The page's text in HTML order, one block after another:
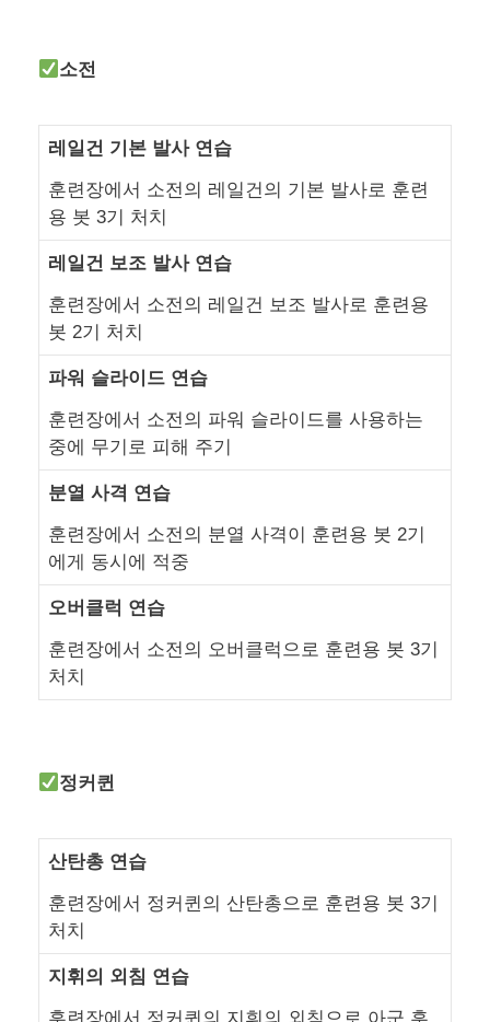
소전
레일건 기본 발사 연습
훈련장에서 소전의 레일건의 기본 발사로 훈련
용 봇 3기 처치
레일건 보조 발사 연습
훈련장에서 소전의 레일건 보조 발사로 훈련용
봇 2기 처치
파워 슬라이드 연습
훈련장에서 소전의 파워 슬라이드를 사용하는
중에 무기로 피해 주기
분열 사격 연습
훈련장에서 소전의 분열 사격이 훈련용 봇 2기
에게 동시에 적중
오버클럭 연습
훈련장에서 소전의 오버클럭으로 훈련용 봇 3기
처치
정커퀸
산탄총 연습
훈련장에서 정커퀸의 산탄총으로 훈련용 봇 3기
처치
지휘의 외침 연습